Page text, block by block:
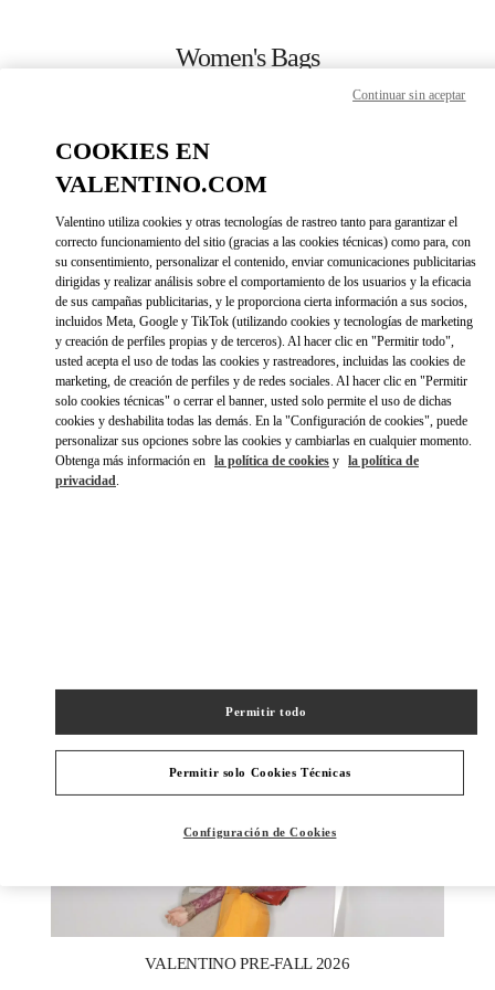
Women's Bags
CALL NOW
DIRECCIONESLINK OPENS IN
Link Opens in New Tab
VALENTINO PRE-FALL 2026
COOKIES EN
VALENTINO.COM
Valentino utiliza cookies y otras tecnologías de rastreo tanto para garantizar el
correcto funcionamiento del sitio (gracias a las cookies técnicas) como para, con
su consentimiento, personalizar el contenido, enviar comunicaciones publicitarias
dirigidas y realizar análisis sobre el comportamiento de los usuarios y la eficacia
de sus campañas publicitarias, y le proporciona cierta información a sus socios,
incluidos Meta, Google y TikTok (utilizando cookies y tecnologías de marketing
y creación de perfiles propias y de terceros). Al hacer clic en "Permitir todo",
usted acepta el uso de todas las cookies y rastreadores, incluidas las cookies de
marketing, de creación de perfiles y de redes sociales. Al hacer clic en "Permitir
solo cookies técnicas" o cerrar el banner, usted solo permite el uso de dichas
cookies y deshabilita todas las demás. En la "Configuración de cookies", puede
personalizar sus opciones sobre las cookies y cambiarlas en cualquier momento.
Obtenga más información en la política de cookies y la política de
privacidad.
Permitir solo Cookies Técnicas
Permitir todo
Configuración de Cookies
Continuar sin aceptar